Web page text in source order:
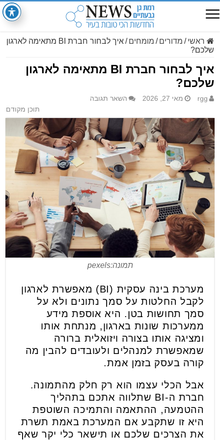
ראשי / מדורים / מומחים /
איך לבחור חברת BI מתאימה לארגון
שלכם?
איך לבחור חברת BI מתאימה לארגון
שלכם?
rgg מאי 27, 2026
השאר תגובה
תוכן מקודם
תמונה:pexels
מערכת בינה עסקית (BI) מאפשרת לארגון
לקבל החלטות על סמך נתונים ולא על
סמך תחושות בטן. היא אוספת מידע
ממערכות שונות בארגון, מנתחת אותו
ומציגה אותו בצורה ויזואלית ברורה
שמאפשרת למנהלים ולעובדים להבין מה
קורה בעסק בזמן אמת.
אבל הכלי עצמו הוא רק חלק מהתמונה.
חברת ה-BI שתלווה אתכם בתהליך
ההטמעה, ההתאמה והתמיכה השוטפת
היא זו שתקבע אם המערכת באמת תשרת
את הצרכים שלכם או תישאר כלי יקר שאף